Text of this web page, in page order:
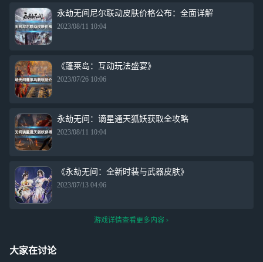
永劫无间尼尔联动皮肤价格公布：全面详解
2023/08/11 10:04
《蓬莱岛：互动玩法盛宴》
2023/07/26 10:06
永劫无间：谪星通天狐妖获取全攻略
2023/08/11 10:04
《永劫无间：全新时装与武器皮肤》
2023/07/13 04:06
游戏详情查看更多内容
大家在讨论